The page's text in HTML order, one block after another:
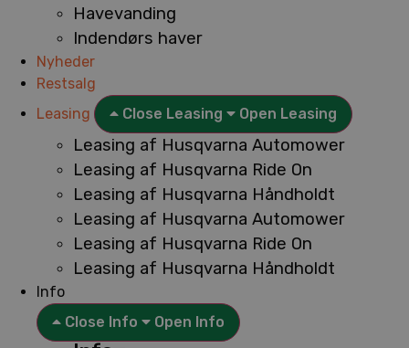
Havevanding
Indendørs haver
Nyheder
Restsalg
Leasing
Close Leasing Open Leasing
Leasing af Husqvarna Automower
Leasing af Husqvarna Ride On
Leasing af Husqvarna Håndholdt
Leasing af Husqvarna Automower
Leasing af Husqvarna Ride On
Leasing af Husqvarna Håndholdt
Info
Close Info
Open Info